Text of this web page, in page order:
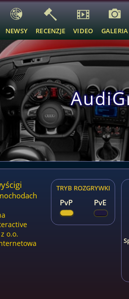
NEWSY RECENZJE VIDEO GALERIA
o.o.
TRYB ROZGRYWKI
PvP PvE